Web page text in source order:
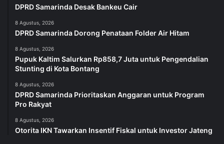
DPRD Samarinda Desak Bankeu Cair
8 Agustus, 2026
DPRD Samarinda Dorong Penataan Folder Air Hitam
8 Agustus, 2026
Pupuk Kaltim Salurkan Rp858,7 Juta untuk Pengendalian
Stunting di Kota Bontang
8 Agustus, 2026
DPRD Samarinda Prioritaskan Anggaran untuk Program
Pro Rakyat
8 Agustus, 2026
Otorita IKN Tawarkan Insentif Fiskal untuk Investor Jateng